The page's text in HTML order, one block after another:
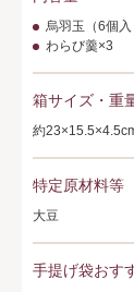
烏羽玉（6個
わらび羹×3
箱サイズ・重
約
特定原材料等
大豆
手提げ袋おす